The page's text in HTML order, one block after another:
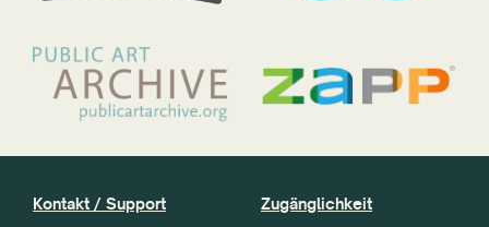
Kontakt / Support Zugänglichkeit